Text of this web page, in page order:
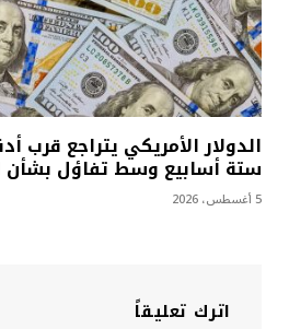
الدولار الأمريكي يتراجع قرب
ستة أسابيع وسط تفاؤل
5 أغسطس، 2026
اترك تعليقاً